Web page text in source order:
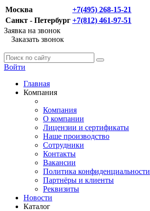
Москва
+7(495) 268-15-21
Санкт - Петербург +7(812) 461-97-51
Заявка на звонок
Заказать звонок
Войти
Главная
Компания
Компания
О компании
Лицензии и сертификаты
Наше производство
Сотрудники
Контакты
Вакансии
Политика конфиденциальности
Партнёры и клиенты
Реквизиты
Новости
Каталог